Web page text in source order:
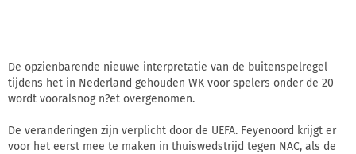
De opzienbarende nieuwe interpretatie van de buitenspelregel
tijdens het in Nederland gehouden WK voor spelers onder de 20
wordt vooralsnog n?et overgenomen.
De veranderingen zijn verplicht door de UEFA. Feyenoord krijgt er
voor het eerst mee te maken in thuiswedstrijd tegen NAC, als de